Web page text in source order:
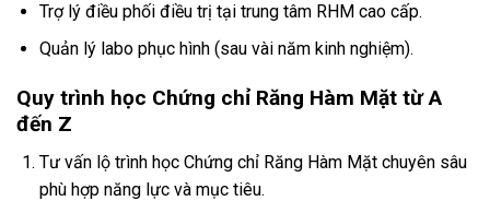
Trợ lý điều phối điều trị tại trung tâm RHM cao cấp.
Quản lý labo phục hình (sau vài năm kinh nghiệm).
Quy trình học Chứng chỉ Răng Hàm Mặt từ A
đến Z
Tư vấn lộ trình học Chứng chỉ Răng Hàm Mặt chuyên sâu
phù hợp năng lực và mục tiêu.